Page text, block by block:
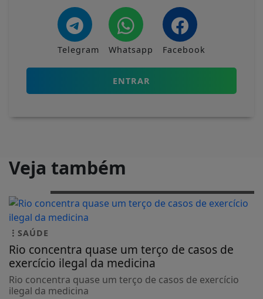
Telegram Whatsapp Facebook
ENTRAR
Veja também
SAÚDE
Rio concentra quase um terço de casos de
exercício ilegal da medicina
Rio concentra quase um terço de casos de exercício
ilegal da medicina